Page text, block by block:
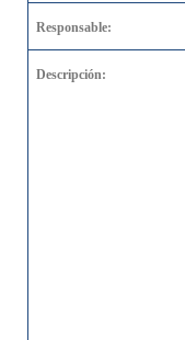
Responsable:
Descripción: